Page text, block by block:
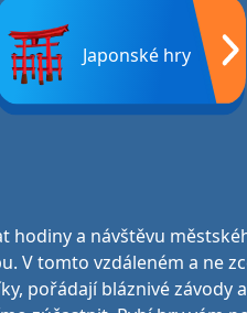
Japonské hry
hodiny a návštěvu
V tomto vzdáleném a ne
pořádají bláznivé závody